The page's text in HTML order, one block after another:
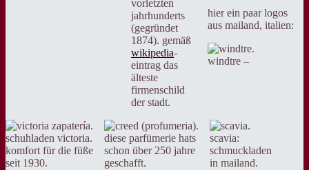
vorletzten
jahrhunderts
(gegründet
1874). gemäß
wikipedia-
eintrag das
älteste
firmenschild
der stadt.
schuhladen victoria.
komfort für die füße
seit 1930.
hier ein paar logos
aus mailand, italien:
diese parfümerie hats
schon über 250 jahre
geschafft.
scavia:
schmuckladen
in mailand.
windtre –